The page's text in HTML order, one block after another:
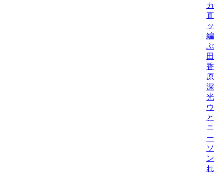
カ
直
ッ
編
ぶ/
田
香
原
深
光/
ウ
と
ニ
ー
ソ
ン
れ